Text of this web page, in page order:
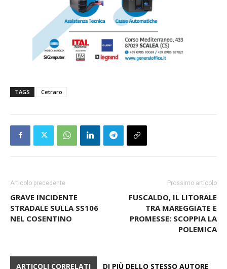
TAGS Cetraro
Articolo precedente
GRAVE INCIDENTE
STRADALE SULLA SS106
NEL COSENTINO
Prossimo articolo
FUSCALDO, IL LITORALE
TRA MAREGGIATE E
PROMESSE: SCOPPIA LA
POLEMICA
ARTICOLI CORRELATI DI PIÙ DELLO STESSO AUTORE